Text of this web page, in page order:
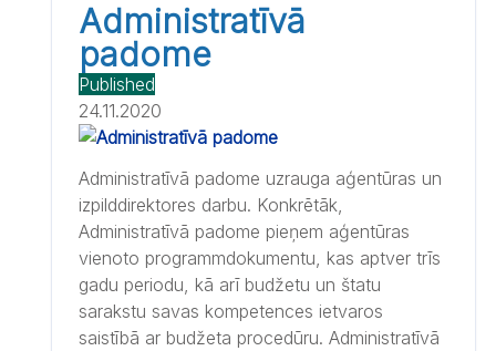
Administratīvā
padome
Published
24.11.2020
Administratīvā padome uzrauga aģentūras un
izpilddirektores darbu. Konkrētāk,
Administratīvā padome pieņem aģentūras
vienoto programmdokumentu, kas aptver trīs
gadu periodu, kā arī budžetu un štatu
sarakstu savas kompetences ietvaros
saistībā ar budžeta procedūru. Administratīvā